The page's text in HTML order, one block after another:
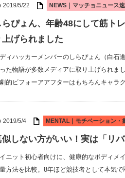
2019/5/22 NEWS｜マッチョニュース
らぴょん、年齢48にして筋ト
上げられました
ィハッカーメンバーのしらぴょん（白石
た物語が多数メディアに取り上げられま
的ビフォーアアフターはもちろんキャラ
2019/5/4 MENTAL｜モチベーション・
似しない方がいい！実は「リ
エット初心者向けに、健康的なボディメ
方法を比較。8年ほど競技者として本気